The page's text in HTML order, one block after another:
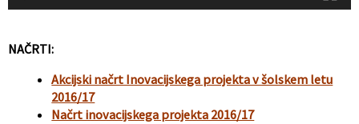
NAČRTI:
Akcijski načrt Inovacijskega projekta v šolskem letu
2016/17
Načrt inovacijskega projekta 2016/17